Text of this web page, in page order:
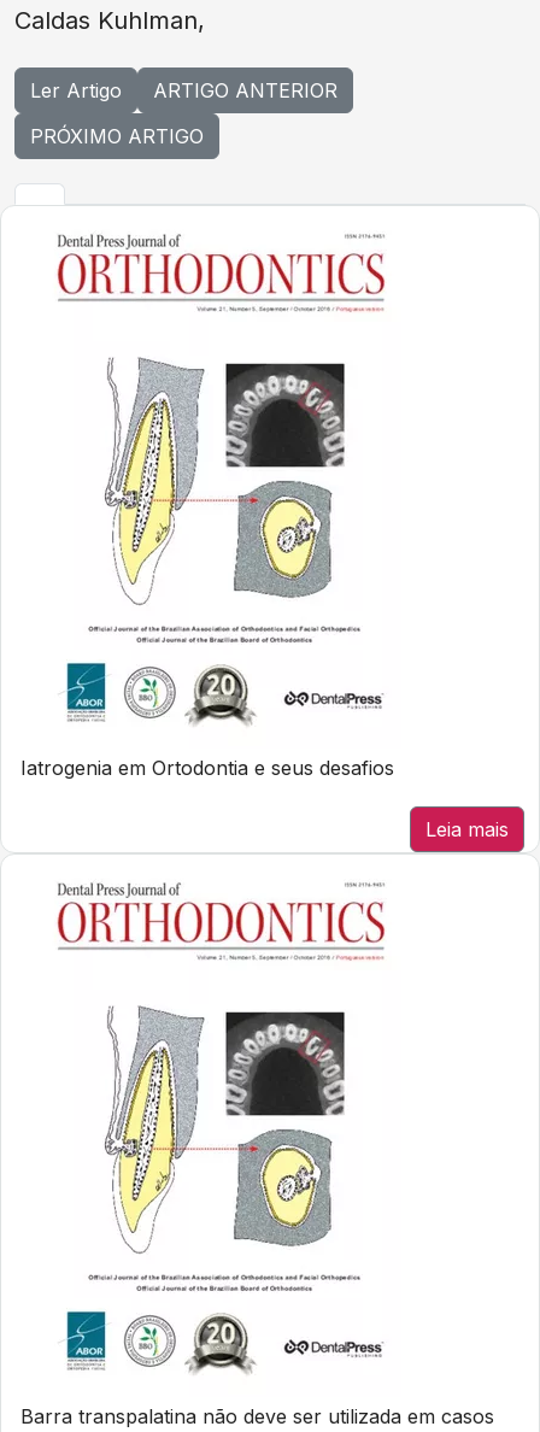
Caldas Kuhlman,
Ler Artigo
ARTIGO ANTERIOR
PRÓXIMO ARTIGO
Iatrogenia em Ortodontia e seus desafios
Leia mais
Barra transpalatina não deve ser utilizada em casos